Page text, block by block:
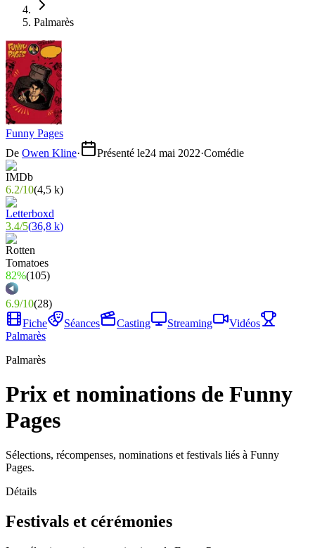
Palmarès
Funny Pages
De Owen Kline· Présenté le24 mai 2022·Comédie
6.2/10(4,5 k)
3.4/5(36,8 k)
82%(105)
6.9/10(28)
Fiche
Séances Casting Streaming
Vidéos
Palmarès
Palmarès
Prix et nominations de Funny
Pages
Sélections, récompenses, nominations et festivals liés à Funny
Pages.
Détails
Festivals et cérémonies